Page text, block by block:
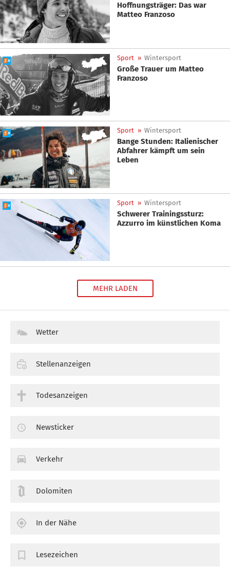
Hoffnungsträger: Das war
Matteo Franzoso
Sport » Wintersport
Große Trauer um Matteo
Franzoso
Sport » Wintersport
Bange Stunden: Italienischer
Abfahrer kämpft um sein
Leben
Sport » Wintersport
Schwerer Trainingssturz:
Azzurro im künstlichen Koma
MEHR LADEN
Wetter
Stellenanzeigen
Todesanzeigen
Newsticker
Verkehr
Dolomiten
In der Nähe
Lesezeichen